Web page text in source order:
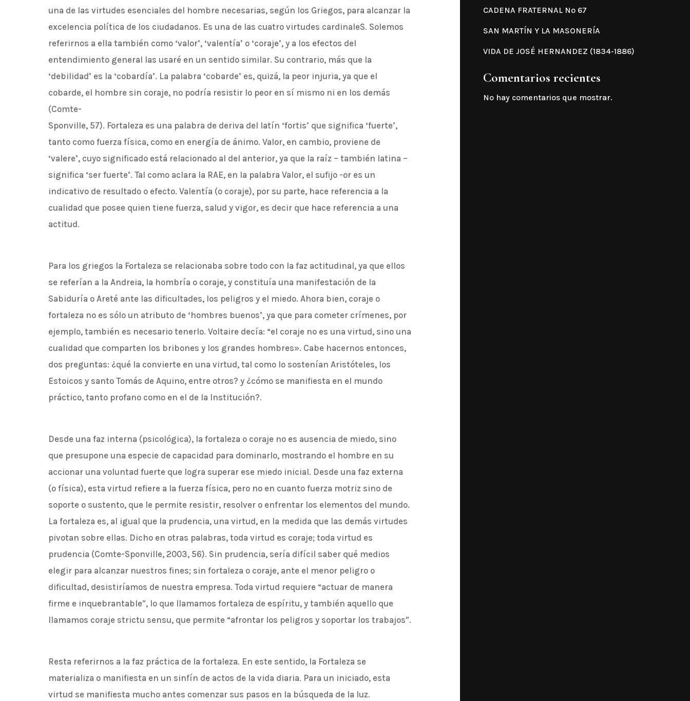
una de las virtudes esenciales del hombre necesarias, según los Griegos, para alcanzar la
excelencia política de los ciudadanos. Es una de las cuatro virtudes cardinaleS. Solemos
referirnos a ella también como ‘valor’, ‘valentía’ o ‘coraje’, y a los efectos del
entendimiento general las usaré en un sentido similar. Su contrario, más que la
‘debilidad’ es la ‘cobardía’. La palabra ‘cobarde’ es, quizá, la peor injuria, ya que el
cobarde, el hombre sin coraje, no podría resistir lo peor en sí mismo ni en los demás
(Comte-
Sponville, 57). Fortaleza es una palabra de deriva del latín ‘fortis’ que significa ‘fuerte’,
tanto como fuerza física, como en energía de ánimo. Valor, en cambio, proviene de
‘valere’, cuyo significado está relacionado al del anterior, ya que la raíz – también latina –
significa ‘ser fuerte’. Tal como aclara la RAE, en la palabra Valor, el sufijo -or es un
indicativo de resultado o efecto. Valentía (o coraje), por su parte, hace referencia a la
cualidad que posee quien tiene fuerza, salud y vigor, es decir que hace referencia a una
actitud.
Para los griegos la Fortaleza se relacionaba sobre todo con la faz actitudinal, ya que ellos
se referían a la Andreia, la hombría o coraje, y constituía una manifestación de la
Sabiduría o Areté ante las dificultades, los peligros y el miedo. Ahora bien, coraje o
fortaleza no es sólo un atributo de ‘hombres buenos’, ya que para cometer crímenes, por
ejemplo, también es necesario tenerlo. Voltaire decía: “el coraje no es una virtud, sino una
cualidad que comparten los bribones y los grandes hombres». Cabe hacernos entonces,
dos preguntas: ¿qué la convierte en una virtud, tal como lo sostenían Aristóteles, los
Estoicos y santo Tomás de Aquino, entre otros? y ¿cómo se manifiesta en el mundo
práctico, tanto profano como en el de la Institución?.
Desde una faz interna (psicológica), la fortaleza o coraje no es ausencia de miedo, sino
que presupone una especie de capacidad para dominarlo, mostrando el hombre en su
accionar una voluntad fuerte que logra superar ese miedo inicial. Desde una faz externa
(o física), esta virtud refiere a la fuerza física, pero no en cuanto fuerza motriz sino de
soporte o sustento, que le permite resistir, resolver o enfrentar los elementos del mundo.
La fortaleza es, al igual que la prudencia, una virtud, en la medida que las demás virtudes
pivotan sobre ellas. Dicho en otras palabras, toda virtud es coraje; toda virtud es
prudencia (Comte-Sponville, 2003, 56). Sin prudencia, sería difícil saber qué medios
elegir para alcanzar nuestros fines; sin fortaleza o coraje, ante el menor peligro o
dificultad, desistiríamos de nuestra empresa. Toda virtud requiere “actuar de manera
firme e inquebrantable”, lo que llamamos fortaleza de espíritu, y también aquello que
llamamos coraje strictu sensu, que permite “afrontar los peligros y soportar los trabajos”.
Resta referirnos a la faz práctica de la fortaleza. En este sentido, la Fortaleza se
materializa o manifiesta en un sinfín de actos de la vida diaria. Para un iniciado, esta
virtud se manifiesta mucho antes comenzar sus pasos en la búsqueda de la luz.
CADENA FRATERNAL Nº 67
SAN MARTÍN Y LA MASONERÍA
VIDA DE JOSÉ HERNANDEZ (1834-1886)
Comentarios recientes
No hay comentarios que mostrar.